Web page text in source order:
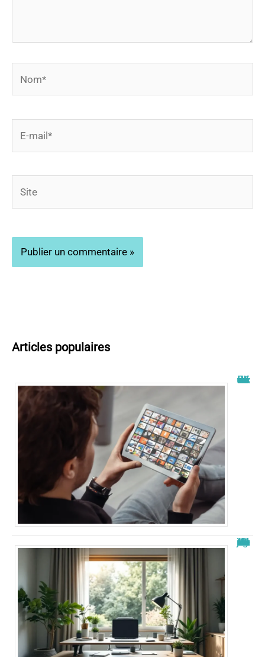
Articles populaires
Wiflix nouvelle adresse : découvrez les dernières informations
Nouvelle adresse de zone de téléchargement : Guide 2026 à jour